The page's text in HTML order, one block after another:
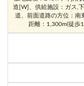
造[W]、供給施設：ガス,
道、前面道路の方位：南
距離：1,300m(徒歩